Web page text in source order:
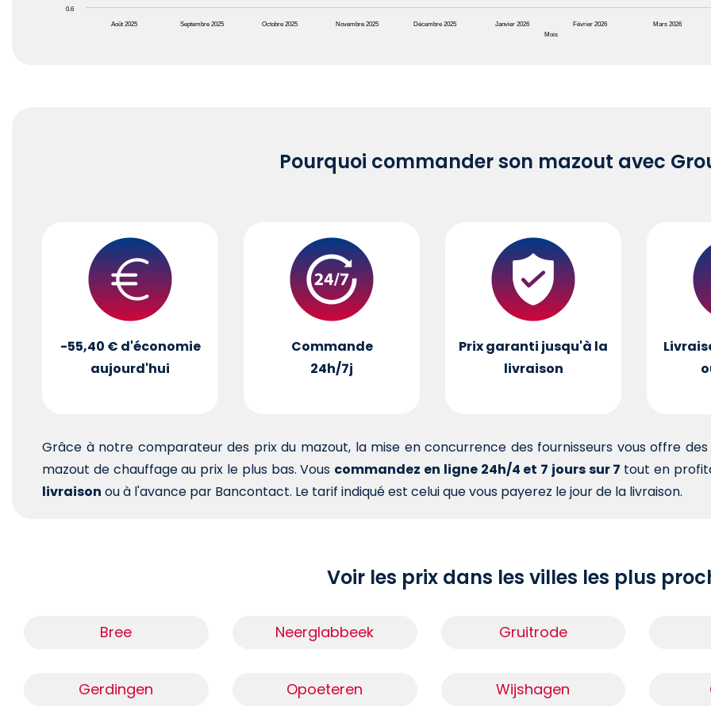
Mois
Août 2025 Septembre 2025 Octobre 2025 Novembre 2025 Décembre 2025 Janvier 2026 Février 2026 Mars 2026
0.6
Pourquoi commander son mazout avec
-55,40 € d'économie
aujourd'hui
Commande
24h/7j
Prix garanti jusqu'à la
livraison
Grâce à notre comparateur des prix du mazout, la mise en concurrence des fournisseurs vous offre
mazout de chauffage au prix le plus bas. Vous commandez en ligne 24h/4 et 7 jours sur 7 tout en
livraison ou à l'avance par Bancontact. Le tarif indiqué est celui que vous payerez le jour de la livraison.
Voir les prix dans les villes les plus
Bree Neerglabbeek Gruitrode
Gerdingen Opoeteren Wijshagen